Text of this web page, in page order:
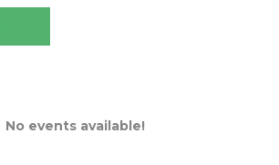
No events available!